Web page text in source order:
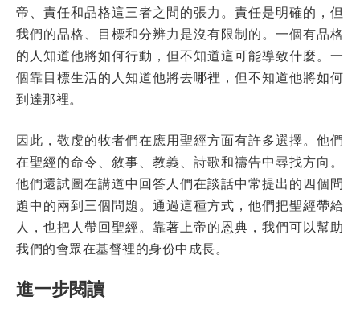
帝、責任和品格這三者之間的張力。責任是明確的，但
我們的品格、目標和分辨力是沒有限制的。一個有品格
的人知道他將如何行動，但不知道這可能導致什麼。一
個靠目標生活的人知道他將去哪裡，但不知道他將如何
到達那裡。
因此，敬虔的牧者們在應用聖經方面有許多選擇。他們
在聖經的命令、敘事、教義、詩歌和禱告中尋找方向。
他們還試圖在講道中回答人們在談話中常提出的四個問
題中的兩到三個問題。通過這種方式，他們把聖經帶給
人，也把人帶回聖經。靠著上帝的恩典，我們可以幫助
我們的會眾在基督裡的身份中成長。
進一步閱讀